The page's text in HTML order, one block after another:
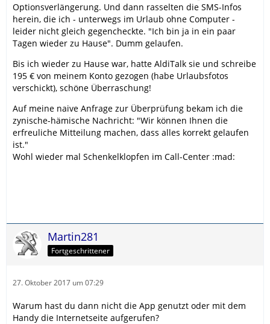
Optionsverlängerung. Und dann rasselten die SMS-Infos
herein, die ich - unterwegs im Urlaub ohne Computer -
leider nicht gleich gegencheckte. "Ich bin ja in ein paar
Tagen wieder zu Hause". Dumm gelaufen.
Bis ich wieder zu Hause war, hatte AldiTalk sie und schreibe
195 € von meinem Konto gezogen (habe Urlaubsfotos
verschickt), schöne Überraschung!
Auf meine naive Anfrage zur Überprüfung bekam ich die
zynische-hämische Nachricht: "Wir können Ihnen die
erfreuliche Mitteilung machen, dass alles korrekt gelaufen
ist."
Wohl wieder mal Schenkelklopfen im Call-Center :mad:
Martin281
Fortgeschrittener
27. Oktober 2017 um 07:29
Warum hast du dann nicht die App genutzt oder mit dem
Handy die Internetseite aufgerufen?